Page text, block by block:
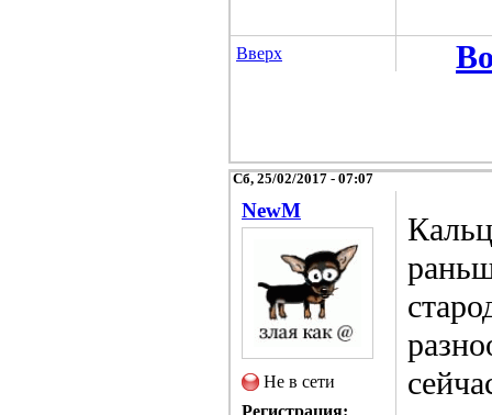
Вверх
Сб, 25/02/2017 - 07:07
NewM
Не в сети
Регистрация: